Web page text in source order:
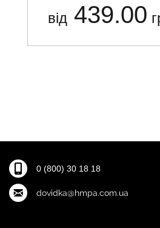
від 439.00
0 (800) 30 18 18
dovidka@hmpa.com.ua